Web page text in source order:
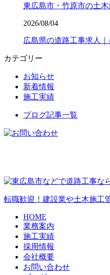
東広島市・竹原市の土
2026/08/04
広島県の道路工事求人
カテゴリー
お知らせ
新着情報
施工実績
ブログ記事一覧
転職歓迎！建設業や土木施工
HOME
業務案内
施工実績
採用情報
会社概要
お問い合わせ